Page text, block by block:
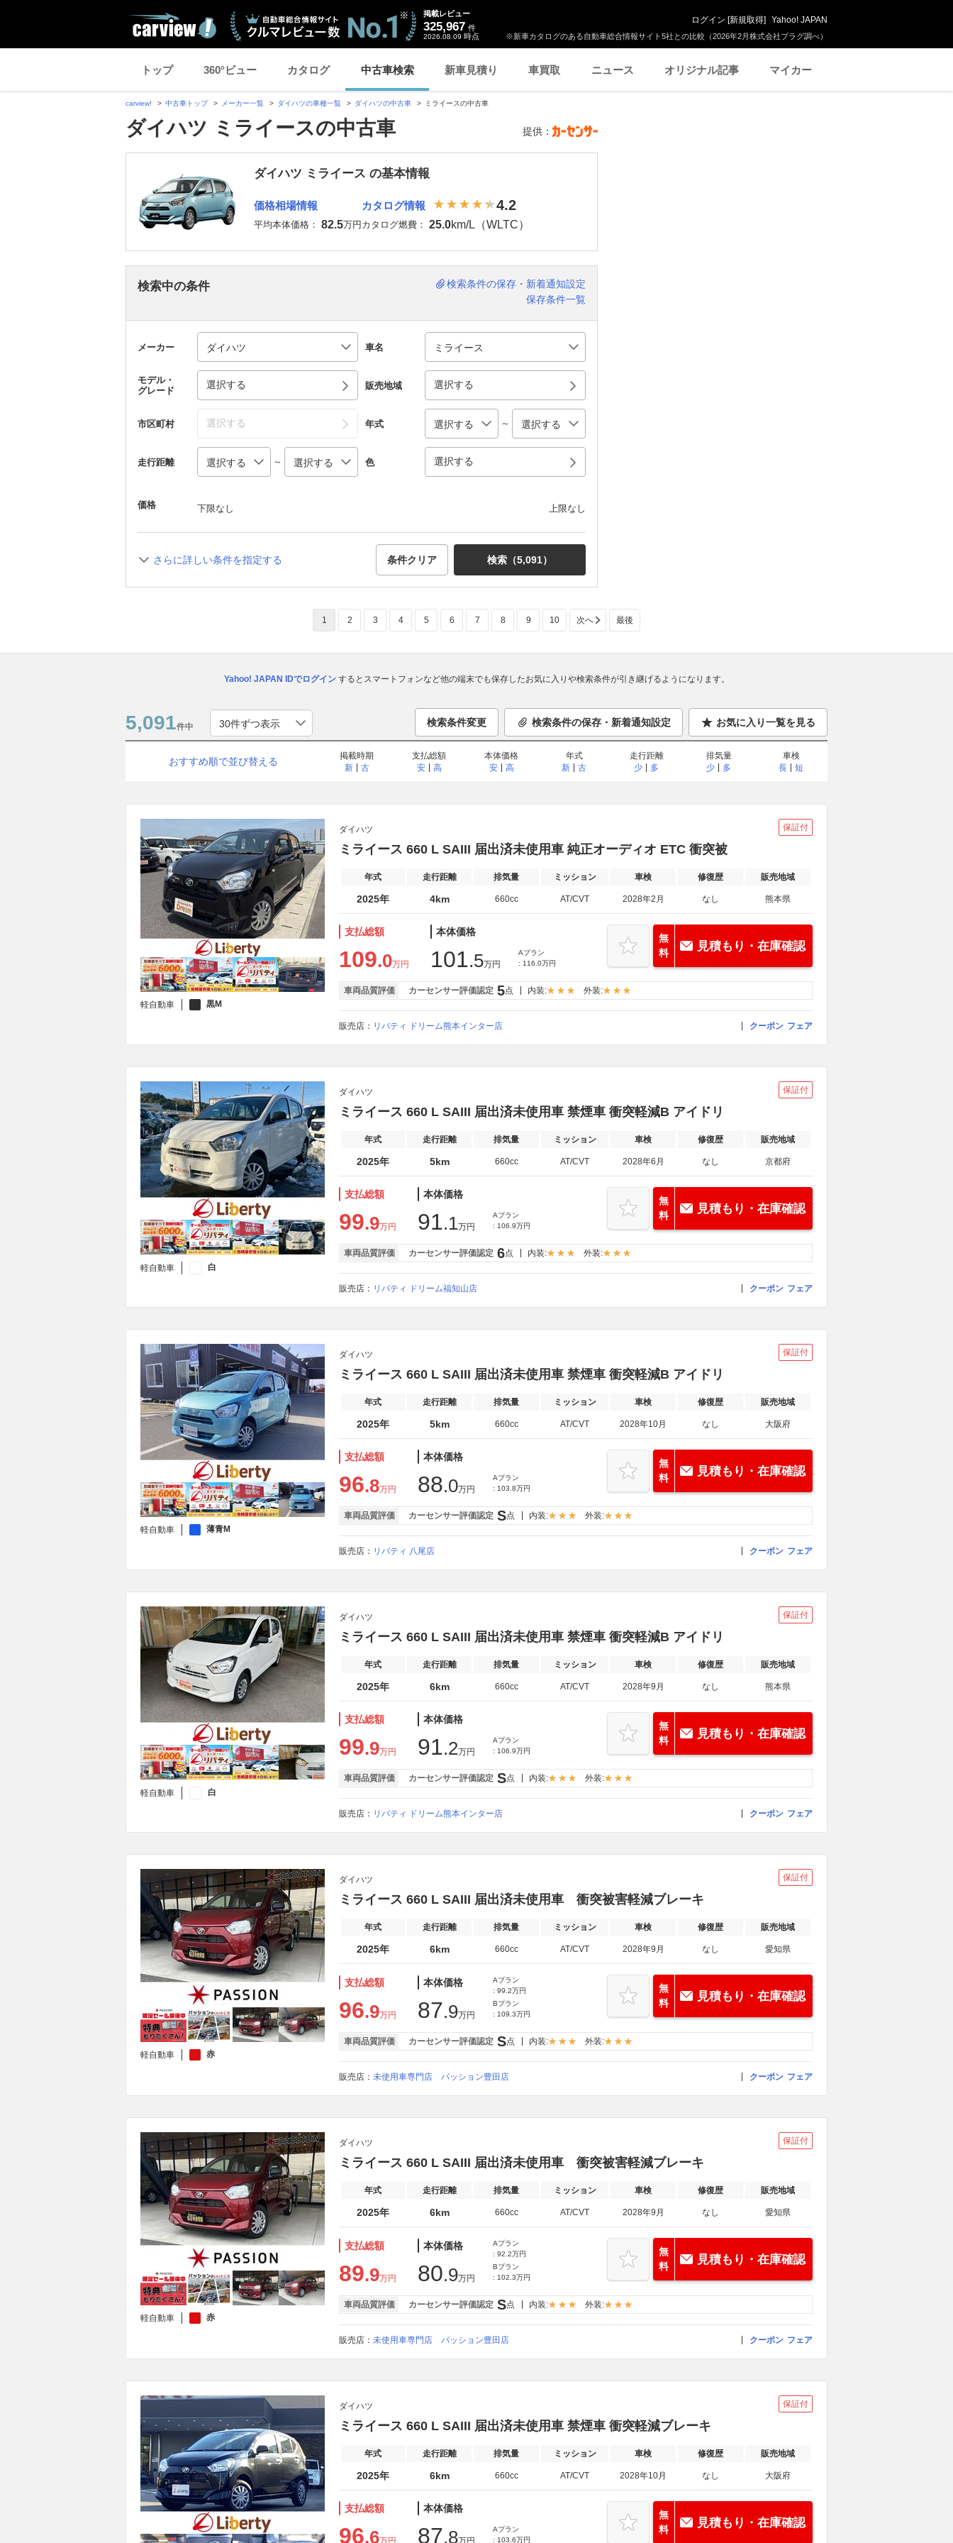
※新車カタログのある自動車総合情報サイト5社との比較（2026年2月株式会社プラグ調べ）
掲載レビュー
325,967 件
2026.08.09 時点
ログイン [新規取得] Yahoo! JAPAN
トップ 360°ビュー カタログ 中古車検索 新車見積り 車買取 ニュース オリジナル記事 マイカー
carview! 中古車トップ メーカー一覧 ダイハツの車種一覧 ダイハツの中古車 ミライースの中古車
ダイハツ ミライースの中古車 提供：
ダイハツ ミライース の基本情報
価格相場情報
平均本体価格： 82.5万円
カタログ情報 4.2
カタログ燃費： 25.0km/L（WLTC）
検索中の条件
検索条件の保存・新着通知設定
保存条件一覧
メーカー 車名
モデル・
グレード
選択する 販売地域 選択する
市区町村 選択する 年式 ～
走行距離 ～ 色 選択する
価格 下限なし 上限なし
さらに詳しい条件を指定する 条件クリア 検索（5,091）
1 2 3 4 5 6 7 8 9 10 次へ 最後
Yahoo! JAPAN IDでログインするとスマートフォンなど他の端末でも保存したお気に入りや検索条件が引き継げるようになります。
5,091件中 検索条件変更 検索条件の保存・新着通知設定 お気に入り一覧を見る
おすすめ順で並び替える
掲載時期
新
古
支払総額
安
高
本体価格
安
高
年式
新
古
走行距離
少
多
排気量
少
多
車検
長
短
軽自動車 黒M
ダイハツ 保証付
ミライース 660 L SAIII 届出済未使用車 純正オーディオ ETC 衝突被
年式 走行距離 排気量 ミッション 車検 修復歴 販売地域
2025年 4km 660cc AT/CVT 2028年2月 なし 熊本県
支払総額
109.0万円
本体価格
101.5万円
Aプラン
: 116.0万円
無
料
見積もり・在庫確認
車両品質評価 カーセンサー評価認定 5点 内装: 外装:
販売店： リバティ ドリーム熊本インター店 クーポン フェア
軽自動車 白
ダイハツ 保証付
ミライース 660 L SAIII 届出済未使用車 禁煙車 衝突軽減B アイドリ
年式 走行距離 排気量 ミッション 車検 修復歴 販売地域
2025年 5km 660cc AT/CVT 2028年6月 なし 京都府
支払総額
99.9万円
本体価格
91.1万円
Aプラン
: 106.9万円
無
料
見積もり・在庫確認
車両品質評価 カーセンサー評価認定 6点 内装: 外装:
販売店： リバティ ドリーム福知山店 クーポン フェア
軽自動車 薄青M
ダイハツ 保証付
ミライース 660 L SAIII 届出済未使用車 禁煙車 衝突軽減B アイドリ
年式 走行距離 排気量 ミッション 車検 修復歴 販売地域
2025年 5km 660cc AT/CVT 2028年10月 なし 大阪府
支払総額
96.8万円
本体価格
88.0万円
Aプラン
: 103.8万円
無
料
見積もり・在庫確認
車両品質評価 カーセンサー評価認定 S点 内装: 外装:
販売店： リバティ 八尾店 クーポン フェア
軽自動車 白
ダイハツ 保証付
ミライース 660 L SAIII 届出済未使用車 禁煙車 衝突軽減B アイドリ
年式 走行距離 排気量 ミッション 車検 修復歴 販売地域
2025年 6km 660cc AT/CVT 2028年9月 なし 熊本県
支払総額
99.9万円
本体価格
91.2万円
Aプラン
: 106.9万円
無
料
見積もり・在庫確認
車両品質評価 カーセンサー評価認定 S点 内装: 外装:
販売店： リバティ ドリーム熊本インター店 クーポン フェア
軽自動車 赤
ダイハツ 保証付
ミライース 660 L SAIII 届出済未使用車 衝突被害軽減ブレーキ
年式 走行距離 排気量 ミッション 車検 修復歴 販売地域
2025年 6km 660cc AT/CVT 2028年9月 なし 愛知県
支払総額
96.9万円
本体価格
87.9万円
Aプラン
: 99.2万円
Bプラン
: 109.3万円
無
料
見積もり・在庫確認
車両品質評価 カーセンサー評価認定 S点 内装: 外装:
販売店： 未使用車専門店 パッション豊田店 クーポン フェア
軽自動車 赤
ダイハツ 保証付
ミライース 660 L SAIII 届出済未使用車 衝突被害軽減ブレーキ
年式 走行距離 排気量 ミッション 車検 修復歴 販売地域
2025年 6km 660cc AT/CVT 2028年9月 なし 愛知県
支払総額
89.9万円
本体価格
80.9万円
Aプラン
: 92.2万円
Bプラン
: 102.3万円
無
料
見積もり・在庫確認
車両品質評価 カーセンサー評価認定 S点 内装: 外装:
販売店： 未使用車専門店 パッション豊田店 クーポン フェア
ダイハツ 保証付
ミライース 660 L SAIII 届出済未使用車 禁煙車 衝突軽減ブレーキ
年式 走行距離 排気量 ミッション 車検 修復歴 販売地域
2025年 6km 660cc AT/CVT 2028年10月 なし 大阪府
支払総額
96.6万円
本体価格
87.8万円
Aプラン
: 103.6万円
無
料
見積もり・在庫確認